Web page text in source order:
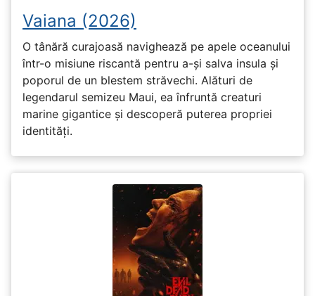
Vaiana (2026)
O tânără curajoasă navighează pe apele oceanului
într-o misiune riscantă pentru a-și salva insula și
poporul de un blestem străvechi. Alături de
legendarul semizeu Maui, ea înfruntă creaturi
marine gigantice și descoperă puterea propriei
identități.